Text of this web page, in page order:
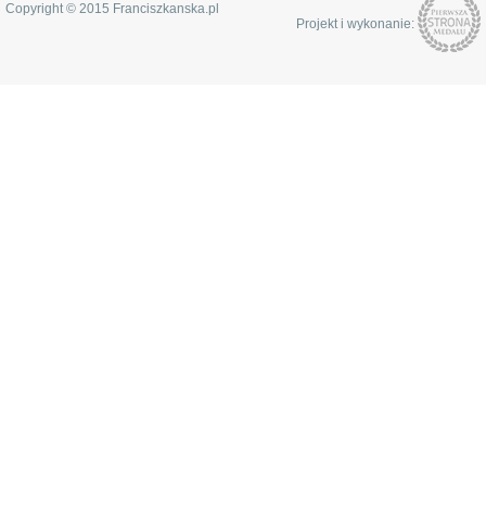
Copyright © 2015 Franciszkanska.pl
Projekt i wykonanie: